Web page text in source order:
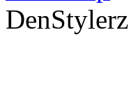
DenStylerz